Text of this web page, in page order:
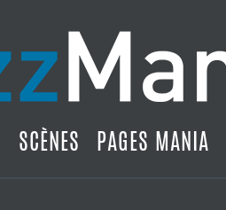
SCÈNES PAGES MANIA